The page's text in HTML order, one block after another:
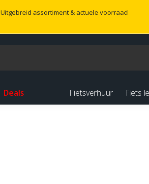
Uitgebreid assortiment & actuele voorraad
Deals Fietsverhuur Fiets